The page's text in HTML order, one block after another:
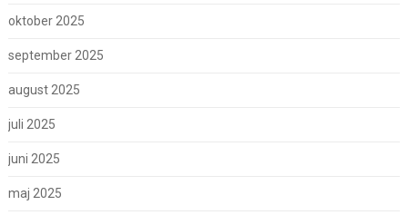
oktober 2025
september 2025
august 2025
juli 2025
juni 2025
maj 2025